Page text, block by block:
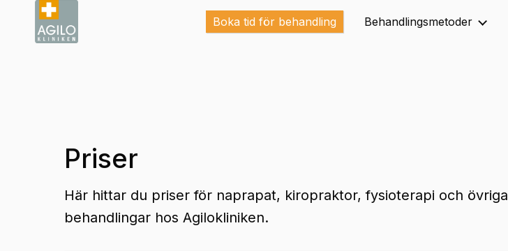
Boka tid för behandling Behandlingsmetoder
Priser
Här hittar du priser för naprapat, kiropraktor, fysioterapi och övriga
behandlingar hos Agilokliniken.